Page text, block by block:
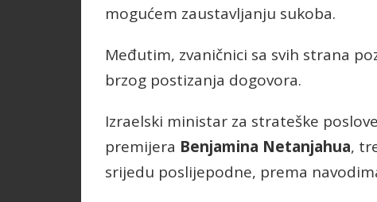
mogućem zaustavljanju sukoba.
Međutim, zvaničnici sa svih strana
brzog postizanja dogovora.
Izraelski ministar za strateške poslove
premijera Benjamina Netanjahua,
srijedu poslijepodne, prema